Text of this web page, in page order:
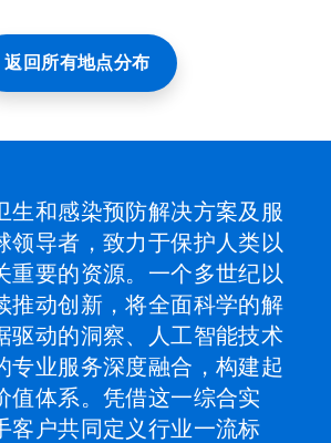
返回所有地点分布
生和感染预防解决方案及服
领导者，致力于保护人类以
重要的资源。一个多世纪以
推动创新，将全面科学的解
驱动的洞察、人工智能技术
专业服务深度融合，构建起
值体系。凭借这一综合实
客户共同定义行业一流标